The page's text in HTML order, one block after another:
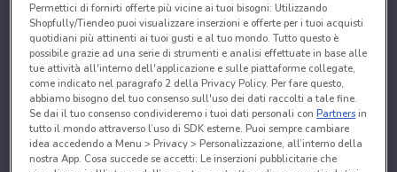
Permettici di fornirti offerte più vicine ai tuoi bisogni: Utilizzando
Shopfully/Tiendeo puoi visualizzare inserzioni e offerte per i tuoi acquisti
quotidiani più attinenti ai tuoi gusti e al tuo mondo. Tutto questo è
possibile grazie ad una serie di strumenti e analisi effettuate in base alle
tue attività all'interno dell'applicazione e sulle piattaforme collegate,
come indicato nel paragrafo 2 della Privacy Policy. Per fare questo,
abbiamo bisogno del tuo consenso sull'uso dei dati raccolti a tale fine.
Se dai il tuo consenso condivideremo i tuoi dati personali conPartnersin
tutto il mondo attraverso l’uso di SDK esterne. Puoi sempre cambiare
idea accedendo a Menu > Privacy > Personalizzazione, all’interno della
nostra App. Cosa succede se accetti: Le inserzioni pubblicitarie che